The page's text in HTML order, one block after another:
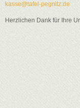
kasse@tafel-pegnitz.de
Herzlichen Dank für Ihre